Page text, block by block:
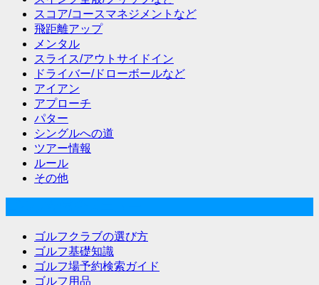
スコア/コースマネジメントなど
飛距離アップ
メンタル
スライス/アウトサイドイン
ドライバー/ドローボールなど
アイアン
アプローチ
パター
シングルへの道
ツアー情報
ルール
その他
ゴルフクラブの選び方
ゴルフ基礎知識
ゴルフ場予約検索ガイド
ゴルフ用品